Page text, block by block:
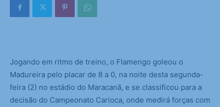
Jogando em ritmo de treino, o Flamengo goleou o
Madureira pelo placar de 8 a 0, na noite desta segunda-
feira (2) no estádio do Maracanã, e se classificou para a
decisão do Campeonato Carioca, onde medirá forças com